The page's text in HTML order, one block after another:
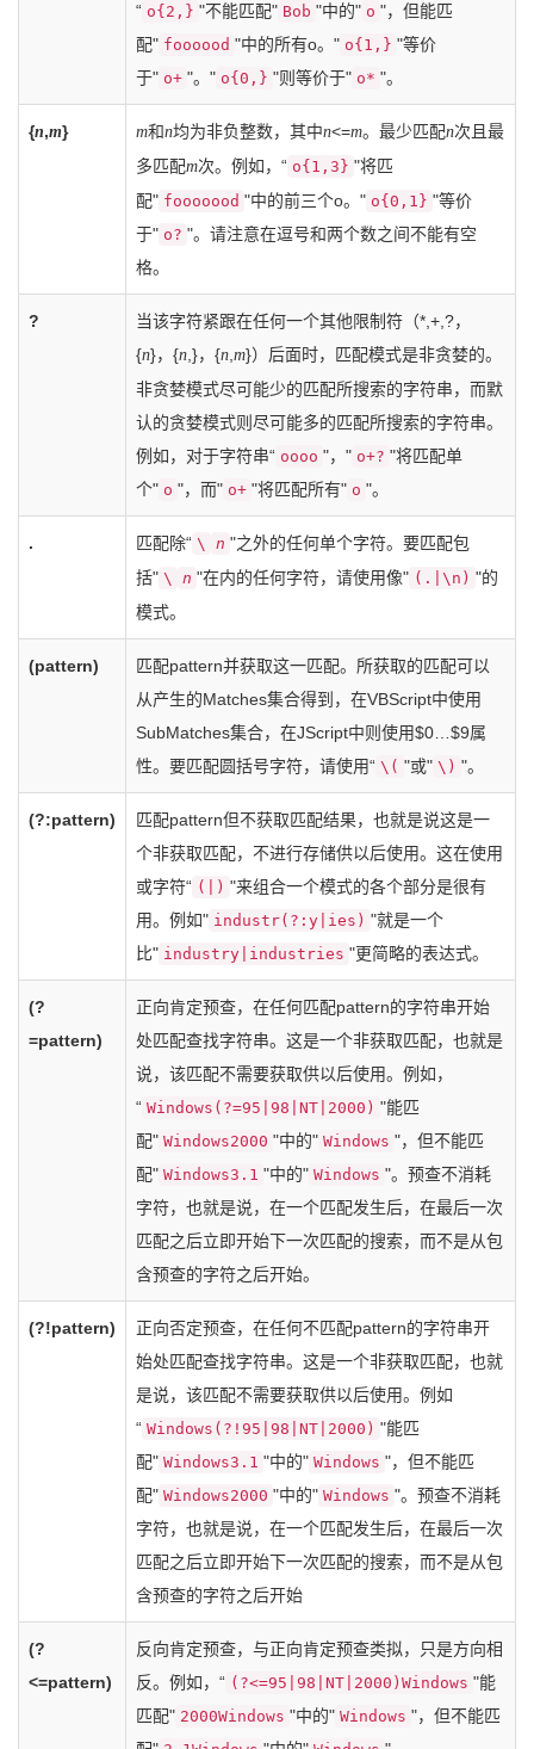
“ o{2,} "不能匹配" Bob "中的" o "，但能匹
配" foooood "中的所有o。" o{1,} "等价
于" o+ "。" o{0,} "则等价于" o* "。
{n,m} m和n均为非负整数，其中n<=m。最少匹配n次且最
多匹配m次。例如，“ o{1,3} "将匹
配" fooooood "中的前三个o。" o{0,1} "等价
于" o? "。请注意在逗号和两个数之间不能有空
格。
?
当该字符紧跟在任何一个其他限制符（*,+,?，
{n}，{n ,}，{n m}）后面时，匹配模式是非贪婪的。
非贪婪模式尽可能少的匹配所搜索的字符串，而默
认的贪婪模式则尽可能多的匹配所搜索的字符串。
例如，对于字符串“ oooo "，" o+? "将匹配单
个" o "，而" o+ "将匹配所有" o "。
. 匹配除“ \ n "之外的任何单个字符。要匹配包
括" \ n "在内的任何字符，请使用像" (.|\n) "的
模式。
(pattern)
匹配pattern并获取这一匹配。所获取的匹配可以
从产生的Matches集合得到，在VBScript中使用
SubMatches集合，在JScript中则使用$0…$9属
性。要匹配圆括号字符，请使用“ \( "或" \) "。
(?:pattern)
匹配pattern但不获取匹配结果，也就是说这是一
个非获取匹配，不进行存储供以后使用。这在使用
或字符“ (|) "来组合一个模式的各个部分是很有
用。例如" industr(?:y|ies) "就是一个
比" industry|industries "更简略的表达式。
(?
=pattern)
正向肯定预查，在任何匹配pattern的字符串开始
处匹配查找字符串。这是一个非获取匹配，也就是
说，该匹配不需要获取供以后使用。例如，
“ Windows(?=95|98|NT|2000) "能匹
配" Windows2000 "中的" Windows "，但不能匹
配" Windows3.1 "中的" Windows "。预查不消耗
字符，也就是说，在一个匹配发生后，在最后一次
匹配之后立即开始下一次匹配的搜索，而不是从包
含预查的字符之后开始。
(?!pattern)
正向否定预查，在任何不匹配pattern的字符串开
始处匹配查找字符串。这是一个非获取匹配，也就
是说，该匹配不需要获取供以后使用。例如
“ Windows(?!95|98|NT|2000) "能匹
配" Windows3.1 "中的" Windows "，但不能匹
配" Windows2000 "中的" Windows "。预查不消耗
字符，也就是说，在一个匹配发生后，在最后一次
匹配之后立即开始下一次匹配的搜索，而不是从包
含预查的字符之后开始
(?
<=pattern)
反向肯定预查，与正向肯定预查类拟，只是方向相
反。例如，“ (?<=95|98|NT|2000)Windows "能
匹配" 2000Windows "中的" Windows "，但不能匹